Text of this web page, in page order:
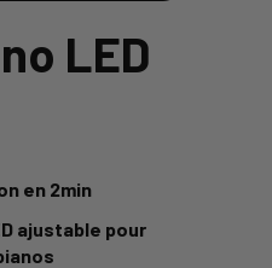
LED
en 2min
ajustable pour